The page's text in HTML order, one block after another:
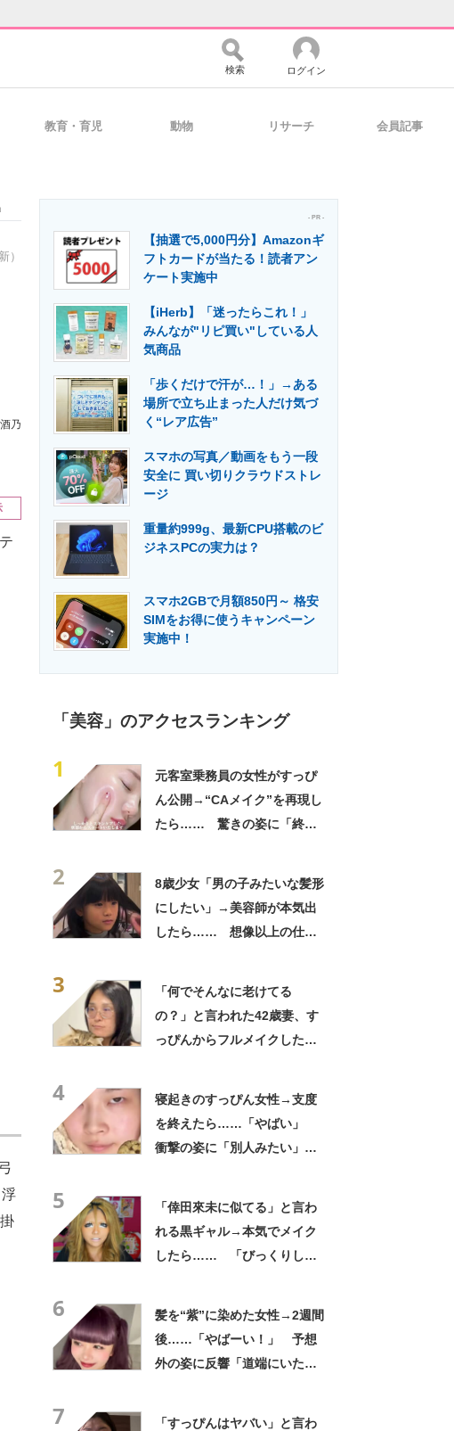
リーダーのコミュニティ マーケ×ITの今がよく分かる
のIT導入・活用を支援
ルギーの専門メディア 建設×テクノロジーの最前線
検索 ログイン
教育・育児 動物 リサーチ 会員記事
）
乃
- PR -
【抽選で5,000円分】Amazonギ
フトカードが当たる！読者アン
ケート実施中
【iHerb】「迷ったらこれ！」
みんなが"リピ買い"している人
気商品
「歩くだけで汗が…！」→ある
場所で立ち止まった人だけ気づ
く“レア広告”
スマホの写真／動画をもう一段
安全に 買い切りクラウドストレ
ージ
重量約999g、最新CPU搭載のビ
ジネスPCの実力は？
スマホ2GBで月額850円～ 格安
SIMをお得に使うキャンペーン
実施中！
「美容」のアクセスランキング
1
元客室乗務員の女性がすっぴ
ん公開→“CAメイク”を再現し
たら…… 驚きの姿に「終始
2
8歳少女「男の子みたいな髪形
にしたい」→美容師が本気出
したら…… 想像以上の仕上
3
「何でそんなに老けてる
の？」と言われた42歳妻、す
っぴんからフルメイクした
4
寝起きのすっぴん女性→支度
を終えたら……「やばい」
衝撃の姿に「別人みたい」
5
「倖田來未に似てる」と言わ
れる黒ギャル→本気でメイク
したら…… 「びっくりし
6
髪を“紫”に染めた女性→2週間
後……「やばーい！」 予想
外の姿に反響「道端にいたら
7
「すっぴんはヤバい」と言わ